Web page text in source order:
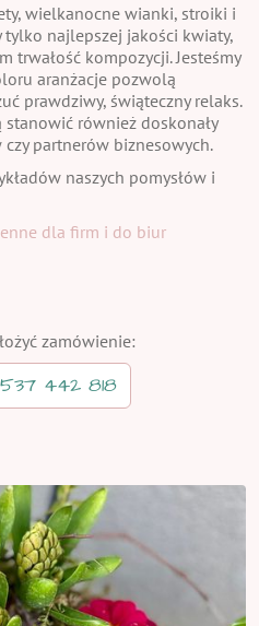
wielkanocne wianki, stroiki i
najlepszej jakości kwiaty,
trwałość kompozycji. Jesteśmy
aranżacje pozwolą
prawdziwy, świąteczny relaks.
również doskonały
partnerów biznesowych.
naszych pomysłów i
dla firm i do biur
zamówienie:
442 818